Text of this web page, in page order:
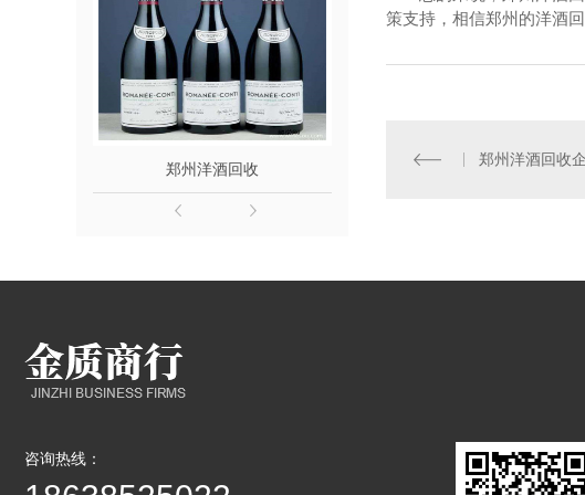
郑州洋酒回收 郑州名烟回收
策支持，相信郑州的洋酒
郑州洋酒回收
咨询热线：